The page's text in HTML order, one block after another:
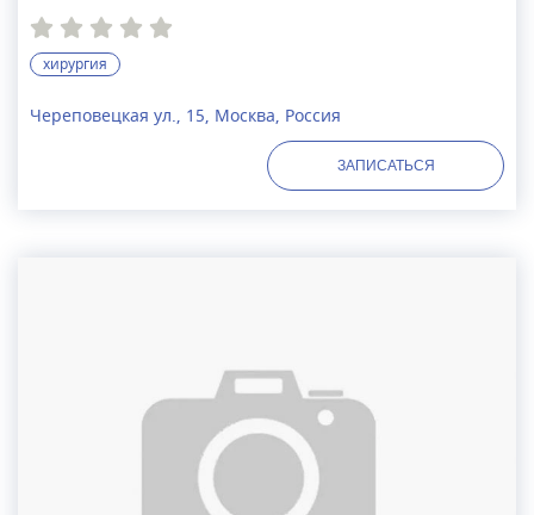
хирургия
Череповецкая ул., 15, Москва, Россия
ЗАПИСАТЬСЯ